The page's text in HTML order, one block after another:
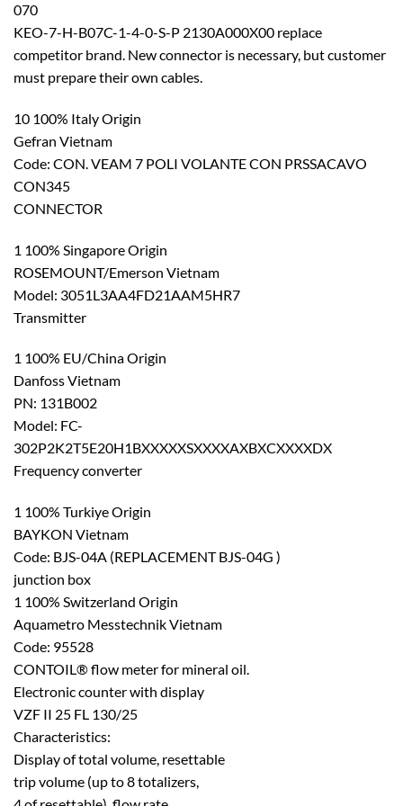
070
KEO-7-H-B07C-1-4-0-S-P 2130A000X00 replace
competitor brand. New connector is necessary, but customer
must prepare their own cables.
10 100% Italy Origin
Gefran Vietnam
Code: CON. VEAM 7 POLI VOLANTE CON PRSSACAVO
CON345
CONNECTOR
1 100% Singapore Origin
ROSEMOUNT/Emerson Vietnam
Model: 3051L3AA4FD21AAM5HR7
Transmitter
1 100% EU/China Origin
Danfoss Vietnam
PN: 131B002
Model: FC-
302P2K2T5E20H1BXXXXXSXXXXAXBXCXXXXDX
Frequency converter
1 100% Turkiye Origin
BAYKON Vietnam
Code: BJS-04A (REPLACEMENT BJS-04G )
junction box
1 100% Switzerland Origin
Aquametro Messtechnik Vietnam
Code: 95528
CONTOIL® flow meter for mineral oil.
Electronic counter with display
VZF II 25 FL 130/25
Characteristics:
Display of total volume, resettable
trip volume (up to 8 totalizers,